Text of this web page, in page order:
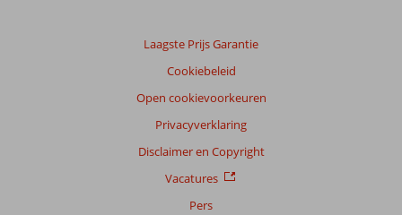
Laagste Prijs Garantie
Cookiebeleid
Open cookievoorkeuren
Privacyverklaring
Disclaimer en Copyright
Vacatures
Pers